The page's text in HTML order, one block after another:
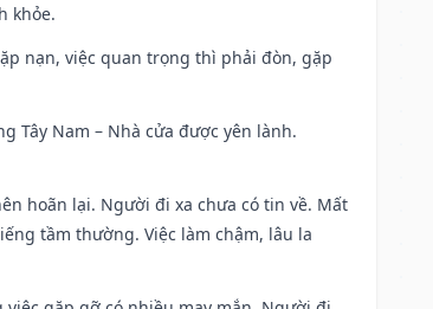
khỏe.
nạn, việc quan trọng thì phải đòn, gặp
Tây Nam – Nhà cửa được yên lành.
hoãn lại. Người đi xa chưa có tin về. Mất
tầm thường. Việc làm chậm, lâu la